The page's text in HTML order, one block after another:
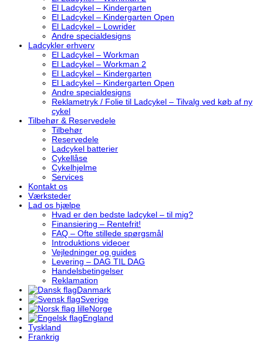
El Ladcykel – Kindergarten
El Ladcykel – Kindergarten Open
El Ladcykel – Lowrider
Andre specialdesigns
Ladcykler erhverv
El Ladcykel – Workman
El Ladcykel – Workman 2
El Ladcykel – Kindergarten
El Ladcykel – Kindergarten Open
Andre specialdesigns
Reklametryk / Folie til Ladcykel – Tilvalg ved køb af ny
cykel
Tilbehør & Reservedele
Tilbehør
Reservedele
Ladcykel batterier
Cykellåse
Cykelhjelme
Services
Kontakt os
Værksteder
Lad os hjælpe
Hvad er den bedste ladcykel – til mig?
Finansiering – Rentefrit!
FAQ – Ofte stillede spørgsmål
Introduktions videoer
Vejledninger og guides
Levering – DAG TIL DAG
Handelsbetingelser
Reklamation
Danmark
Sverige
Norge
England
Tyskland
Frankrig